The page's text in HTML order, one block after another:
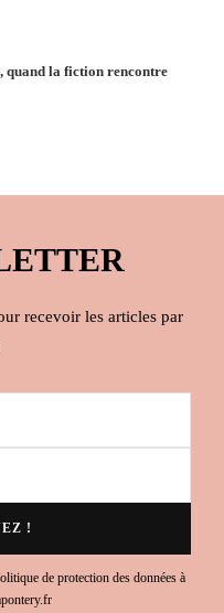
quand la fiction rencontre
recevoir les articles par
de protection des données à